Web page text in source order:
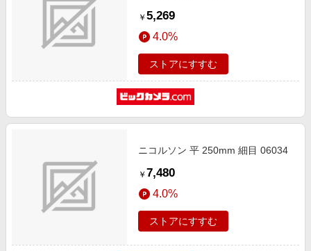
￥ 5,269
4.0%
ストアにすすむ
ニコルソン 平 250mm 細目 06034
￥ 7,480
4.0%
ストアにすすむ